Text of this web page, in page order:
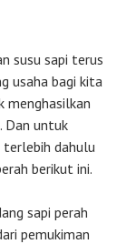
susu sapi terus
usaha bagi kita
menghasilkan
Dan untuk
terlebih dahulu
berikut ini.
sapi perah
pemukiman